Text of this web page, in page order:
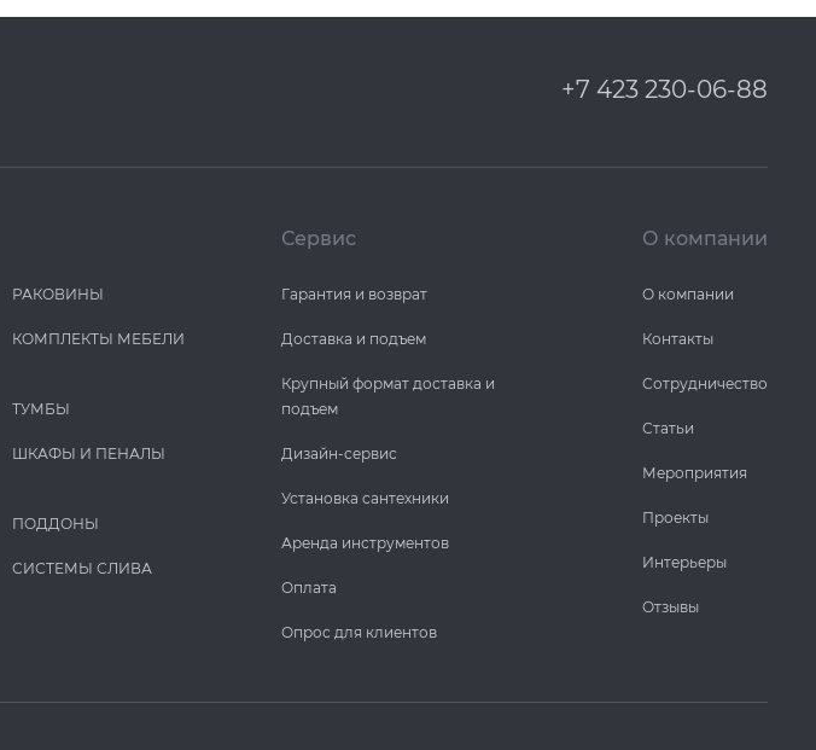
+7 423 230-06-88
РАКОВИНЫ
КОМПЛЕКТЫ МЕБЕЛИ
ТУМБЫ
ШКАФЫ И ПЕНАЛЫ
ПОДДОНЫ
СИСТЕМЫ СЛИВА
Сервис
Гарантия и возврат
Доставка и подъем
Крупный формат доставка и
подъем
Дизайн-сервис
Установка сантехники
Аренда инструментов
Оплата
Опрос для клиентов
О компании
О компании
Контакты
Сотрудничество
Статьи
Мероприятия
Проекты
Интерьеры
Отзывы